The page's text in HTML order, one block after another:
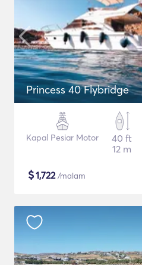
Princess 40 Flybridge
Kapal Pesiar Motor
40 ft
12 m
$1,722/malam